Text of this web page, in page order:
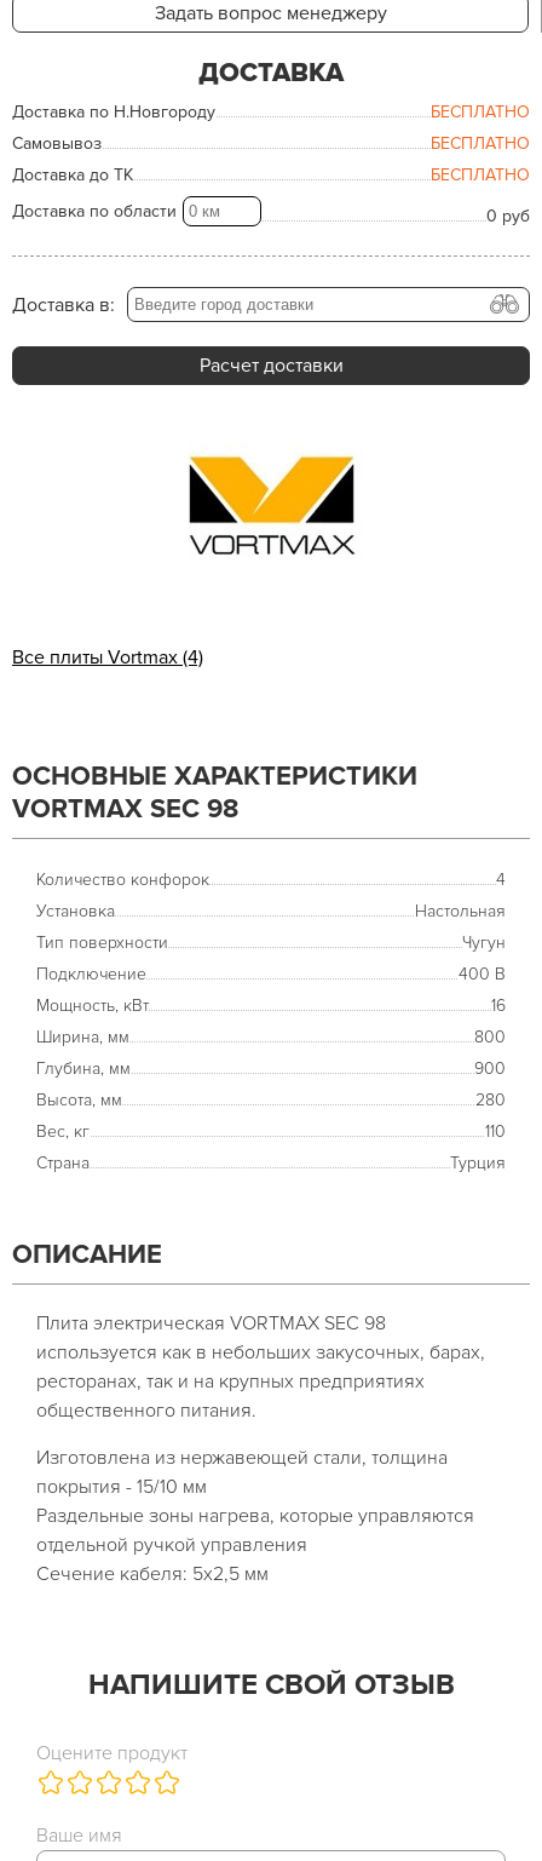
Задать вопрос менеджеру
ДОСТАВКА
Доставка по Н.Новгороду
БЕСПЛАТНО
Самовывоз
БЕСПЛАТНО
Доставка до ТК
БЕСПЛАТНО
Доставка по области
0 руб
Доставка в:
Расчет доставки
Все плиты Vortmax (4)
ОСНОВНЫЕ ХАРАКТЕРИСТИКИ
VORTMAX SEC 98
Количество конфорок
4
Установка
Настольная
Тип поверхности
Чугун
Подключение
400 В
Мощность, кВт
16
Ширина, мм
800
Глубина, мм
900
Высота, мм
280
Вес, кг
110
Страна
Турция
ОПИСАНИЕ
Плита электрическая VORTMAX SEC 98
используется как в небольших закусочных, барах,
ресторанах, так и на крупных предприятиях
общественного питания.
Изготовлена из нержавеющей стали, толщина
покрытия - 15/10 мм
Раздельные зоны нагрева, которые управляются
отдельной ручкой управления
Сечение кабеля: 5х2,5 мм
НАПИШИТЕ СВОЙ ОТЗЫВ
Оцените продукт
Ваше имя